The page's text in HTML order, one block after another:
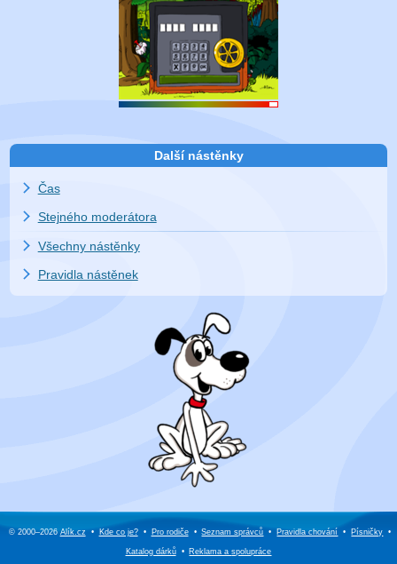
Další nástěnky
Čas
Stejného moderátora
Všechny nástěnky
Pravidla nástěnek
© 2000–2026Alík.cz • Kde co je? • Pro rodiče • Seznam správců • Pravidla chování • Písničky •
Katalog dárků • Reklama aspolupráce